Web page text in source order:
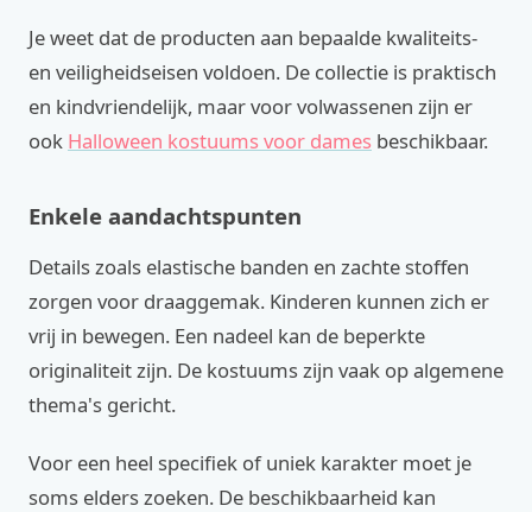
Je weet dat de producten aan bepaalde kwaliteits-
en veiligheidseisen voldoen. De collectie is praktisch
en kindvriendelijk, maar voor volwassenen zijn er
ook Halloween kostuums voor dames beschikbaar.
Enkele aandachtspunten
Details zoals elastische banden en zachte stoffen
zorgen voor draaggemak. Kinderen kunnen zich er
vrij in bewegen. Een nadeel kan de beperkte
originaliteit zijn. De kostuums zijn vaak op algemene
thema's gericht.
Voor een heel specifiek of uniek karakter moet je
soms elders zoeken. De beschikbaarheid kan